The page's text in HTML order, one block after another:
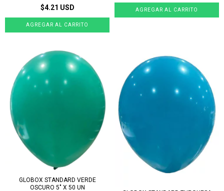
$4.21 USD
GLOBOX STANDARD VERDE
OSCURO 5" X 50 UN